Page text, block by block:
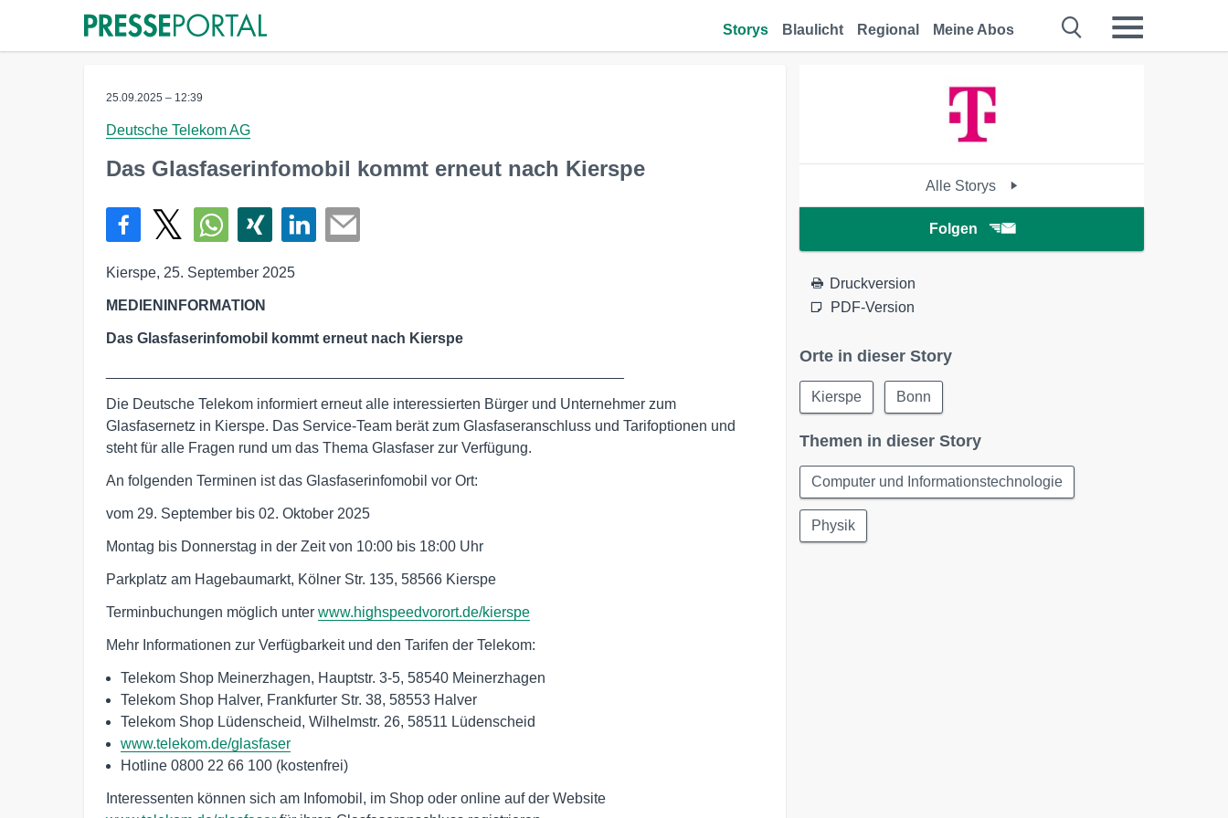
Storys Blaulicht Regional Meine Abos
25.09.2025 – 12:39
Deutsche Telekom AG
Das Glasfaserinfomobil kommt erneut nach Kierspe
Kierspe, 25. September 2025
MEDIENINFORMATION
Das Glasfaserinfomobil kommt erneut nach Kierspe
Die Deutsche Telekom informiert erneut alle interessierten Bürger und Unternehmer zum
Glasfasernetz in Kierspe. Das Service-Team berät zum Glasfaseranschluss und Tarifoptionen und
steht für alle Fragen rund um das Thema Glasfaser zur Verfügung.
An folgenden Terminen ist das Glasfaserinfomobil vor Ort:
vom 29. September bis 02. Oktober 2025
Montag bis Donnerstag in der Zeit von 10:00 bis 18:00 Uhr
Parkplatz am Hagebaumarkt, Kölner Str. 135, 58566 Kierspe
Terminbuchungen möglich unter www.highspeedvorort.de/kierspe
Mehr Informationen zur Verfügbarkeit und den Tarifen der Telekom:
Telekom Shop Meinerzhagen, Hauptstr. 3-5, 58540 Meinerzhagen
Telekom Shop Halver, Frankfurter Str. 38, 58553 Halver
Telekom Shop Lüdenscheid, Wilhelmstr. 26, 58511 Lüdenscheid
www.telekom.de/glasfaser
Hotline 0800 22 66 100 (kostenfrei)
Interessenten können sich am Infomobil, im Shop oder online auf der Website
Alle Storys
Folgen
Druckversion
PDF-Version
Orte in dieser Story
Kierspe Bonn
Themen in dieser Story
Computer und Informationstechnologie
Physik